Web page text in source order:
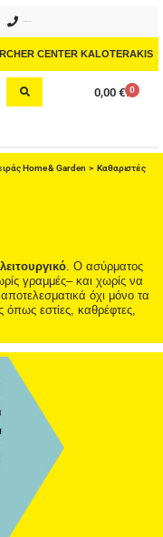
CENTER KALOTERAKIS
0,00 € 0
Cart
Home & Garden > Καθαριστές
. Ο ασύρματος
γραμμές– και χωρίς να
όχι μόνο τα
όπως εστίες, καθρέφτες,